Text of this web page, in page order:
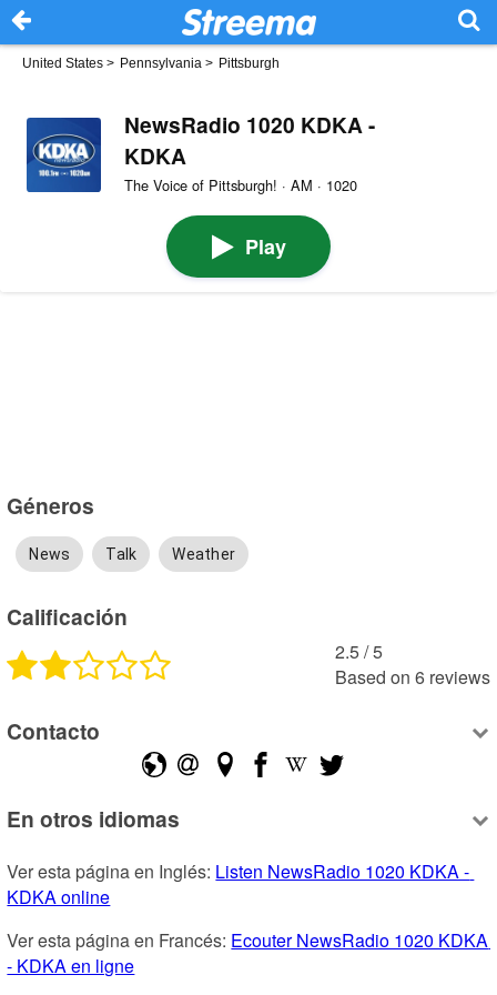
United States > Pennsylvania > Pittsburgh
NewsRadio 1020 KDKA -
KDKA
The Voice of Pittsburgh! · AM · 1020
Play
Géneros
News Talk Weather
Calificación
2.5 /5
Based on 6 reviews
Contacto
En otros idiomas
Ver esta página en Inglés: Listen NewsRadio 1020 KDKA -
KDKA online
Ver esta página en Francés: Ecouter NewsRadio 1020 KDKA
- KDKA en ligne